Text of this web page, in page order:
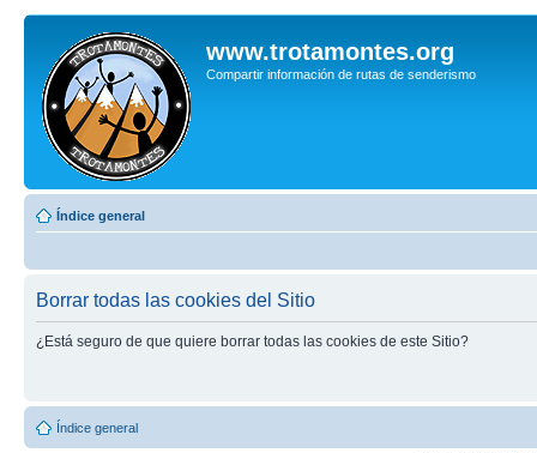
www.trotamontes.org
Compartir información de rutas de senderismo
Índice general
Borrar todas las cookies del Sitio
¿Está seguro de que quiere borrar todas las cookies de este Sitio?
Índice general